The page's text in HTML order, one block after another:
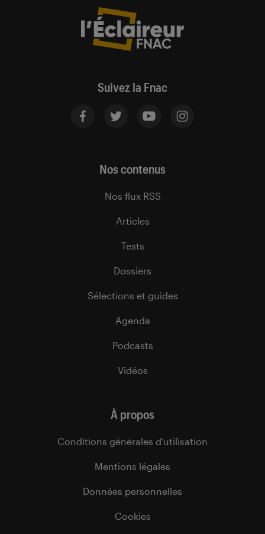
Suivez la Fnac
Nos contenus
Nos flux RSS
Articles
Tests
Dossiers
Sélections et guides
Agenda
Podcasts
Vidéos
À propos
Conditions générales d’utilisation
Mentions légales
Données personnelles
Cookies